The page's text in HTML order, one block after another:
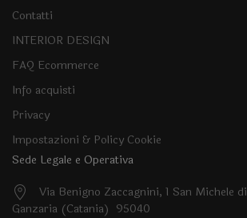
Contatti
INTERIOR DESIGN
FAQ Ecommerce
Info acquisti
Privacy
Impostazioni & Policy Cookie
Sede Legale e Operativa
Via Benigno Zaccagnini, 1 San Michele di
Ganzaria (Catania) 95040